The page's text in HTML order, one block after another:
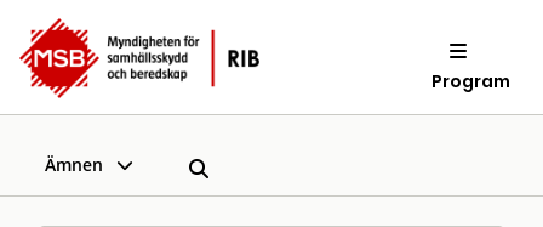
Program
Ämnen